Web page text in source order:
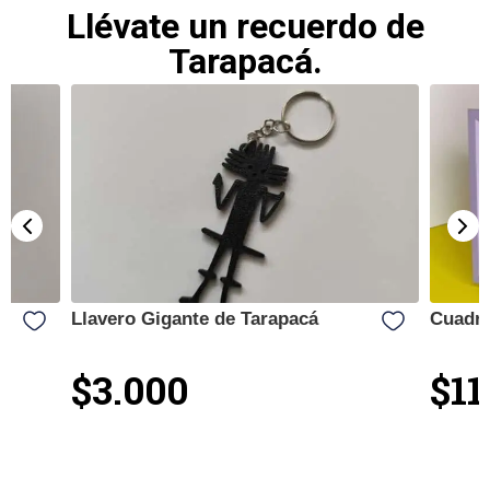
Llévate un recuerdo de
Tarapacá.
Llavero Gigante de Tarapacá
$3.000